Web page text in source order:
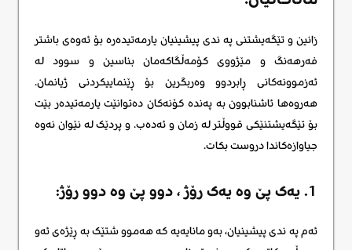
زانین و تێگەیشتنی په ندی پیشینیان یارمەتیدەرە بۆ ئەوەی باشتر
فەرهەنگ و مێژووی کۆمەڵگاکەمان بناسین و سوود لە
ئەزموونەکانی ڕابردوو وەربگرین بۆ ڕێنماییکردنی ژیانمان.
هەروەها ئاشنابوون بە پەندە کۆنەکان دەتوانێت یارمەتیدەر بێت
بۆ تێگەیشتنێکی قووڵتر لە زمان و ئەدەب. و پردێک لە نێوان نەوە
جیاوازەکاندا دروست بکات.
1. یه‌ک پێ وه یه‌ک رۆژ ، دوو پێ وه دوو رۆژ:
ئەم په ندی پیشینیان، بەو مانایەیە کە هەموو شتێک بە ڕێژەی ئەو